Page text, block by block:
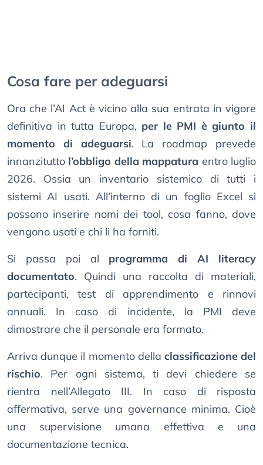
Cosa fare per adeguarsi
Ora che l’AI Act è vicino alla sua entrata in vigore
definitiva in tutta Europa, per le PMI è giunto il
momento di adeguarsi. La roadmap prevede
innanzitutto l’obbligo della mappatura entro luglio
2026. Ossia un inventario sistemico di tutti i
sistemi AI usati. All’interno di un foglio Excel si
possono inserire nomi dei tool, cosa fanno, dove
vengono usati e chi li ha forniti.
Si passa poi al programma di AI literacy
documentato. Quindi una raccolta di materiali,
partecipanti, test di apprendimento e rinnovi
annuali. In caso di incidente, la PMI deve
dimostrare che il personale era formato.
Arriva dunque il momento della classificazione del
rischio. Per ogni sistema, ti devi chiedere se
rientra nell’Allegato III. In caso di risposta
affermativa, serve una governance minima. Cioè
una supervisione umana effettiva e una
documentazione tecnica.